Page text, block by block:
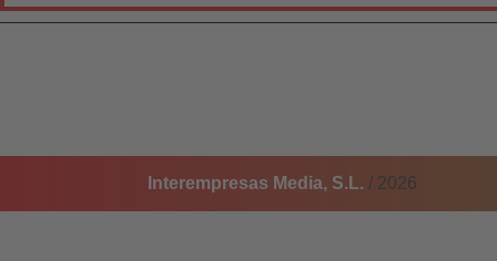
Interempresas Media, S.L. / 2026